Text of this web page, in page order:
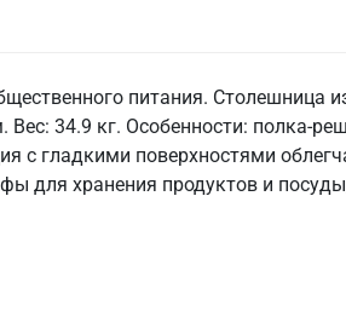
питания. Столешница
34.9 кг. Особенности: полка-
с гладкими поверхностями
для хранения продуктов и